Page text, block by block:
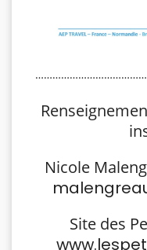
Nicole
Site des